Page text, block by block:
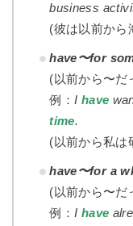
business
(彼は以前から
have〜for
(以前から〜だ
例： I have
time.
(以前から私は
have〜for a
(以前から〜だ
例： I have